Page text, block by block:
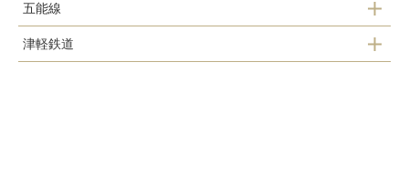
五能線
五所川原駅
津軽鉄道